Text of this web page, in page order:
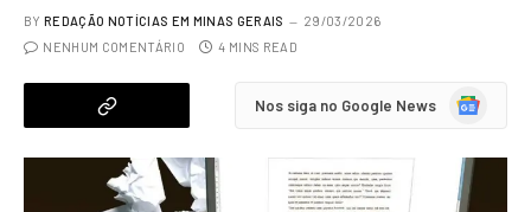
BY REDAÇÃO NOTÍCIAS EM MINAS GERAIS
29/03/2026
NENHUM COMENTÁRIO
4 MINS READ
Nos siga no Google News
Google